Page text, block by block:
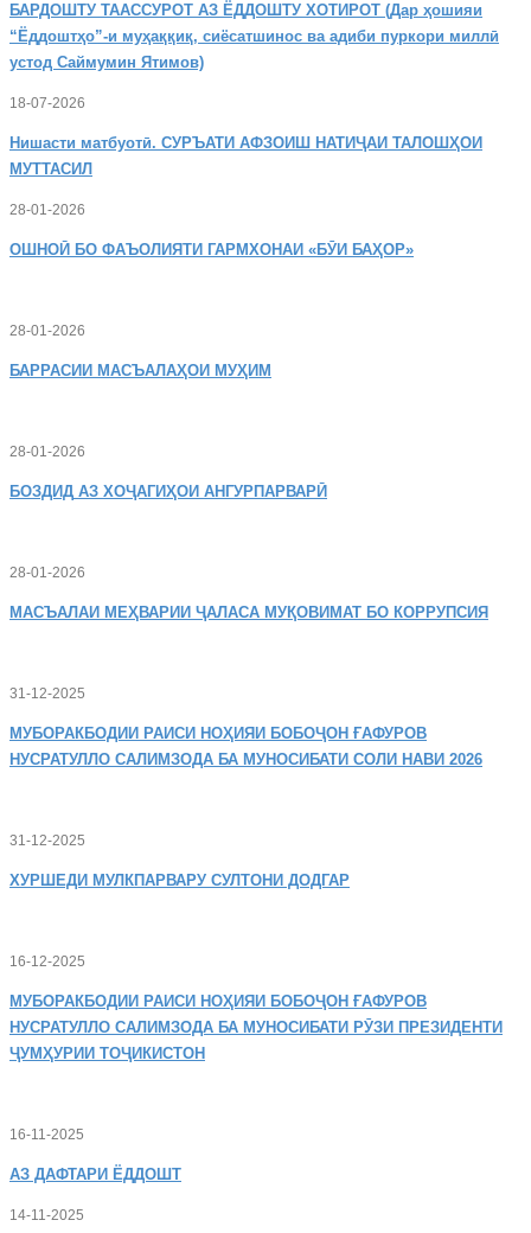
БАРДОШТУ ТААССУРОТ АЗ ЁДДОШТУ ХОТИРОТ (Дар ҳошияи
“Ёддоштҳо”-и муҳаққиқ, сиёсатшинос ва адиби пуркори миллӣ
устод Саймумин Ятимов)
18-07-2026
Нишасти матбуотӣ. СУРЪАТИ АФЗОИШ НАТИҶАИ ТАЛОШҲОИ
МУТТАСИЛ
28-01-2026
ОШНОӢ БО ФАЪОЛИЯТИ ГАРМХОНАИ «БӮИ БАҲОР»
28-01-2026
БАРРАСИИ МАСЪАЛАҲОИ МУҲИМ
28-01-2026
БОЗДИД АЗ ХОҶАГИҲОИ АНГУРПАРВАРӢ
28-01-2026
МАСЪАЛАИ МЕҲВАРИИ ҶАЛАСА МУҚОВИМАТ БО КОРРУПСИЯ
31-12-2025
МУБОРАКБОДИИ РАИСИ НОҲИЯИ БОБОҶОН ҒАФУРОВ
НУСРАТУЛЛО САЛИМЗОДА БА МУНОСИБАТИ СОЛИ НАВИ 2026
31-12-2025
ХУРШЕДИ МУЛКПАРВАРУ СУЛТОНИ ДОДГАР
16-12-2025
МУБОРАКБОДИИ РАИСИ НОҲИЯИ БОБОҶОН ҒАФУРОВ
НУСРАТУЛЛО САЛИМЗОДА БА МУНОСИБАТИ РӮЗИ ПРЕЗИДЕНТИ
ҶУМҲУРИИ ТОҶИКИСТОН
16-11-2025
АЗ ДАФТАРИ ЁДДОШТ
14-11-2025